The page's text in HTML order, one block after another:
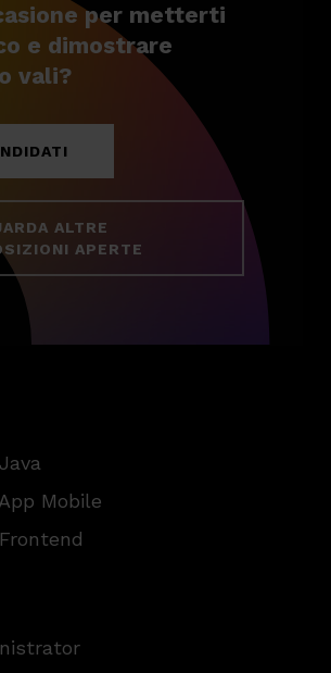
per metterti
e dimostrare
vali?
ALTRE
APERTE
Mobile